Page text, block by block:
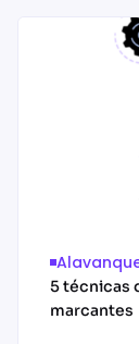
Acessar
5 técnicas
marcantes